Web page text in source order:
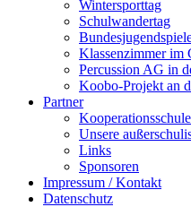
Wintersporttag
Schulwandertag
Klassenzimmer im
Percussion AG in
Koobo-Projekt an
Partner
Unsere
Links
Sponsoren
Impressum / Kontakt
Datenschutz